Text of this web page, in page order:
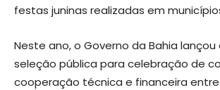
festas juninas realizadas em
Neste ano, o Governo da Bahia
seleção pública para celebração de
cooperação técnica e financeira